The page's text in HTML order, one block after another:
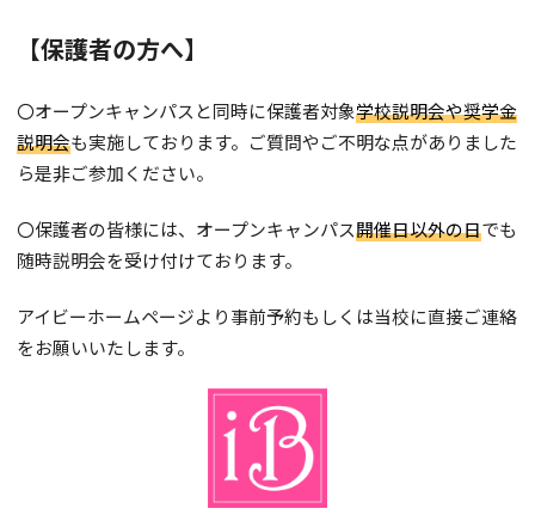
【保護者の方へ】
〇オープンキャンパスと同時に保護者対象学校説明会や奨学金
説明会も実施しております。ご質問やご不明な点がありました
ら是非ご参加ください。
〇保護者の皆様には、オープンキャンパス開催日以外の日でも
随時説明会を受け付けております。
アイビーホームページより事前予約もしくは当校に直接ご連絡
をお願いいたします。